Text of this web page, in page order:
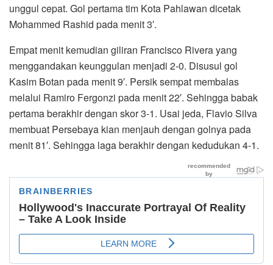
unggul cepat. Gol pertama tim Kota Pahlawan dicetak
Mohammed Rashid pada menit 3′.
Empat menit kemudian giliran Francisco Rivera yang
menggandakan keunggulan menjadi 2-0. Disusul gol
Kasim Botan pada menit 9′. Persik sempat membalas
melalui Ramiro Fergonzi pada menit 22′. Sehingga babak
pertama berakhir dengan skor 3-1. Usai jeda, Flavio Silva
membuat Persebaya kian menjauh dengan golnya pada
menit 81′. Sehingga laga berakhir dengan kedudukan 4-1.